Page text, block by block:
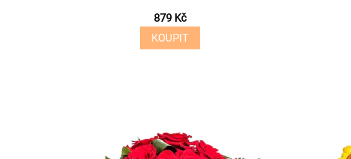
879 Kč
KOUPIT